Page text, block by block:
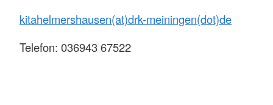
kitahelmershausen(at)drk-meiningen(dot)de
Telefon: 036943 67522